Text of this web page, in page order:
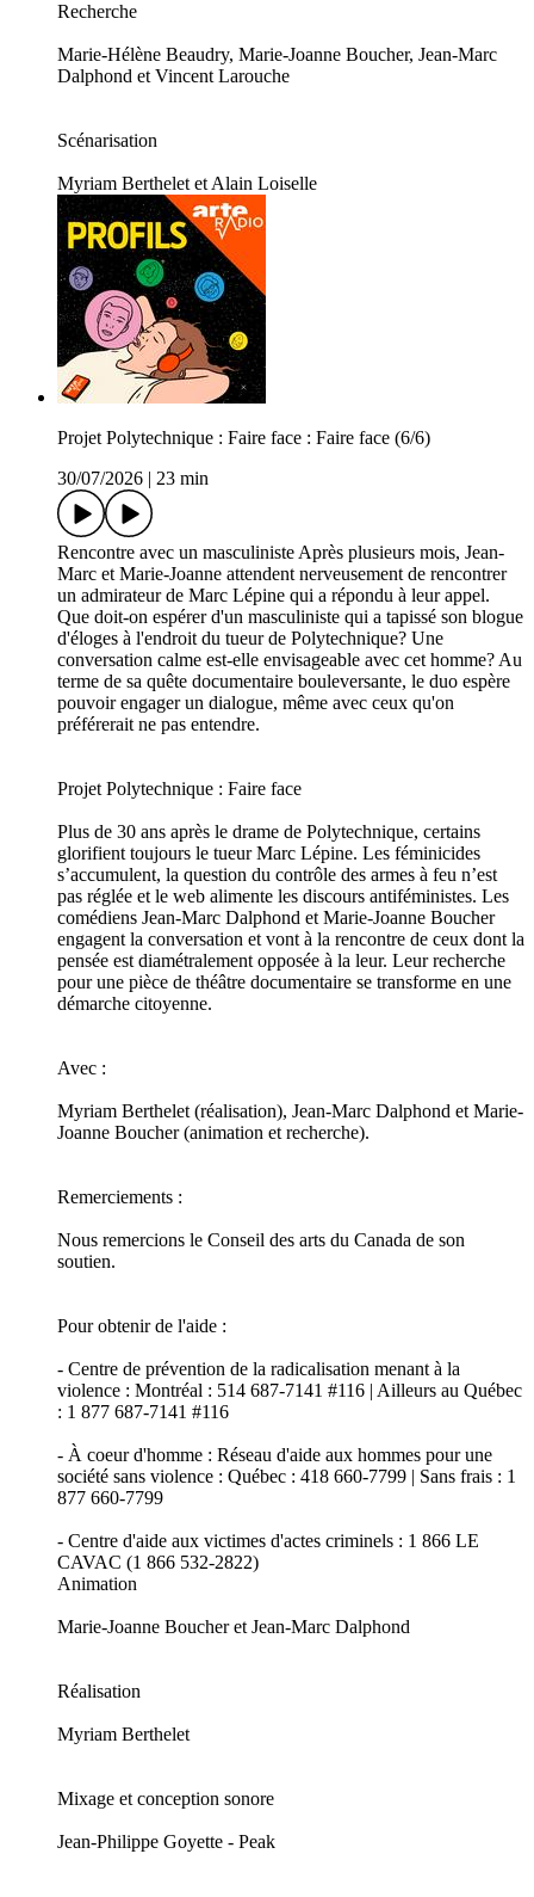
Recherche
Marie-Hélène Beaudry, Marie-Joanne Boucher, Jean-Marc
Dalphond et Vincent Larouche
Scénarisation
Myriam Berthelet et Alain Loiselle
Projet Polytechnique : Faire face : Faire face (6/6)
30/07/2026
23 min
Rencontre avec un masculiniste Après plusieurs mois, Jean-
Marc et Marie-Joanne attendent nerveusement de rencontrer
un admirateur de Marc Lépine qui a répondu à leur appel.
Que doit-on espérer d'un masculiniste qui a tapissé son blogue
d'éloges à l'endroit du tueur de Polytechnique? Une
conversation calme est-elle envisageable avec cet homme? Au
terme de sa quête documentaire bouleversante, le duo espère
pouvoir engager un dialogue, même avec ceux qu'on
préférerait ne pas entendre.
Projet Polytechnique : Faire face
Plus de 30 ans après le drame de Polytechnique, certains
glorifient toujours le tueur Marc Lépine. Les féminicides
s’accumulent, la question du contrôle des armes à feu n’est
pas réglée et le web alimente les discours antiféministes. Les
comédiens Jean-Marc Dalphond et Marie-Joanne Boucher
engagent la conversation et vont à la rencontre de ceux dont la
pensée est diamétralement opposée à la leur. Leur recherche
pour une pièce de théâtre documentaire se transforme en une
démarche citoyenne.
Avec :
Myriam Berthelet (réalisation), Jean-Marc Dalphond et Marie-
Joanne Boucher (animation et recherche).
Remerciements :
Nous remercions le Conseil des arts du Canada de son
soutien.
Pour obtenir de l'aide :
- Centre de prévention de la radicalisation menant à la
violence : Montréal : 514 687-7141 #116 | Ailleurs au Québec
: 1 877 687-7141 #116
- À coeur d'homme : Réseau d'aide aux hommes pour une
société sans violence : Québec : 418 660-7799 | Sans frais : 1
877 660-7799
- Centre d'aide aux victimes d'actes criminels : 1 866 LE
CAVAC (1 866 532-2822)
Animation
Marie-Joanne Boucher et Jean-Marc Dalphond
Réalisation
Myriam Berthelet
Mixage et conception sonore
Jean-Philippe Goyette - Peak